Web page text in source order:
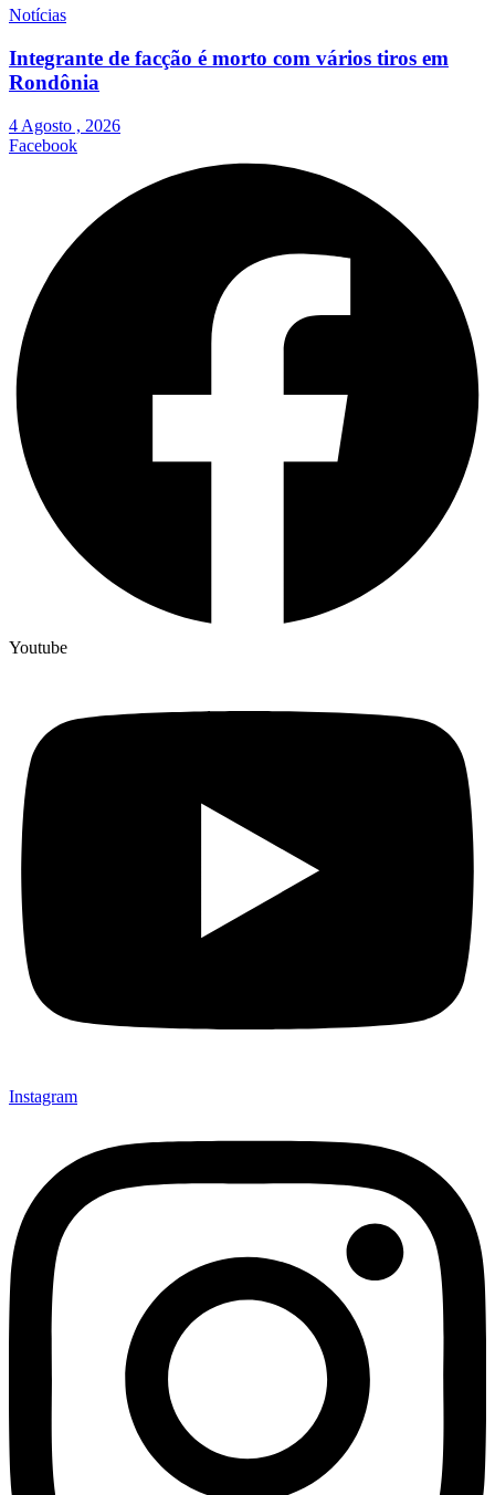
Notícias
Integrante de facção é morto com vários tiros em
Rondônia
4 Agosto , 2026
Facebook
Youtube
Instagram